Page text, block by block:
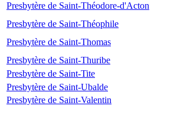
Presbytère de Saint-Théodore-d'Acton
Presbytère de Saint-Théophile
Presbytère de Saint-Thomas
Presbytère de Saint-Thuribe
Presbytère de Saint-Tite
Presbytère de Saint-Ubalde
Presbytère de Saint-Valentin